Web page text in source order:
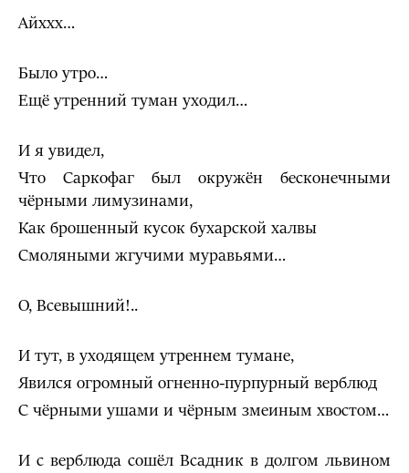
Айххх…
Было утро…
Ещё утренний туман уходил…
И я увидел,
Что Саркофаг был окружён бесконечными
чёрными лимузинами,
Как брошенный кусок бухарской халвы
Смоляными жгучими муравьями…
О, Всевышний!..
И тут, в уходящем утреннем тумане,
Явился огромный огненно-пурпурный верблюд
С чёрными ушами и чёрным змеиным хвостом…
И с верблюда сошёл Всадник в долгом львином